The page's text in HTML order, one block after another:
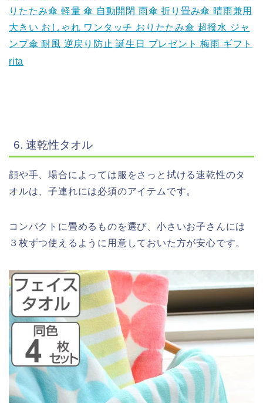
りたたみ傘 軽量 傘 自動開閉 雨傘 折り畳み傘 晴雨兼用
大きい おしゃれ ワンタッチ おりたたみ傘 超撥水 ジャ
ンプ傘 耐風 逆戻り防止 誕生日 プレゼント 梅雨 ギフト
rita
6. 速乾性タオル
顔や手、場合によっては服をさっと拭ける速乾性のタ
オルは、子連れには必須のアイテムです。
コンパクトに畳めるものを選び、小さいお子さんには
３枚ずつ使えるように用意しておいた方が安心です。